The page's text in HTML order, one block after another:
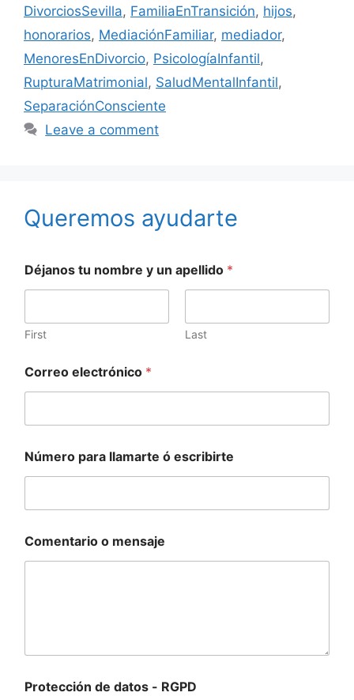
DivorciosSevilla, FamiliaEnTransición, hijos,
honorarios, MediaciónFamiliar, mediador,
MenoresEnDivorcio, PsicologíaInfantil,
RupturaMatrimonial, SaludMentalInfantil,
SeparaciónConsciente
Leave a comment
Queremos ayudarte
Déjanos tu nombre y un apellido *
First Last
Correo electrónico *
Número para llamarte ó escribirte
Comentario o mensaje
Protección de datos - RGPD